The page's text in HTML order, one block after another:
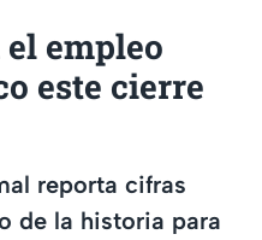
empleo
este cierre
reporta cifras
de la historia para